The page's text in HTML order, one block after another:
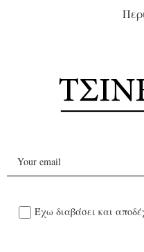
Έχω διαβάσει και